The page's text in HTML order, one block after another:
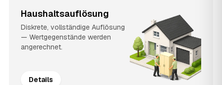
Haushaltsauflösung
Diskrete, vollständige Auflösung
— Wertgegenstände werden
angerechnet.
Details